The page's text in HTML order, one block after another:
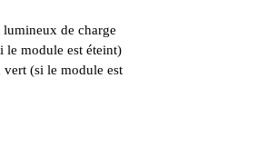
de charge
le module est éteint)
vert (si le module est